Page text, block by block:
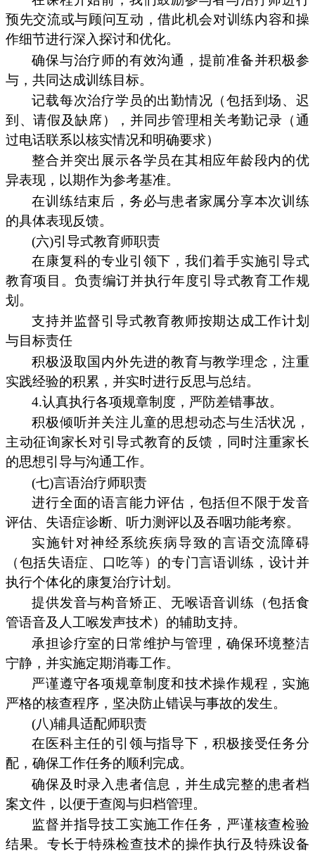
预先交流或与顾问互动，借此机会对训练内容和操
作细节进行深入探讨和优化。
确保与治疗师的有效沟通，提前准备并积极参
与，共同达成训练目标。
记载每次治疗学员的出勤情况（包括到场、迟
到、请假及缺席），并同步管理相关考勤记录（通
过电话联系以核实情况和明确要求）
整合并突出展示各学员在其相应年龄段内的优
异表现，以期作为参考基准。
在训练结束后，务必与患者家属分享本次训练
的具体表现反馈。
(六)引导式教育师职责
在康复科的专业引领下，我们着手实施引导式
教育项目。负责编订并执行年度引导式教育工作规
划。
支持并监督引导式教育教师按期达成工作计划
与目标责任
积极汲取国内外先进的教育与教学理念，注重
实践经验的积累，并实时进行反思与总结。
4.认真执行各项规章制度，严防差错事故。
积极倾听并关注儿童的思想动态与生活状况，
主动征询家长对引导式教育的反馈，同时注重家长
的思想引导与沟通工作。
(七)言语治疗师职责
进行全面的语言能力评估，包括但不限于发音
评估、失语症诊断、听力测评以及吞咽功能考察。
实施针对神经系统疾病导致的言语交流障碍
（包括失语症、口吃等）的专门言语训练，设计并
执行个体化的康复治疗计划。
提供发音与构音矫正、无喉语音训练（包括食
管语音及人工喉发声技术）的辅助支持。
承担诊疗室的日常维护与管理，确保环境整洁
宁静，并实施定期消毒工作。
严谨遵守各项规章制度和技术操作规程，实施
严格的核查程序，坚决防止错误与事故的发生。
(八)辅具适配师职责
在医科主任的引领与指导下，积极接受任务分
配，确保工作任务的顺利完成。
确保及时录入患者信息，并生成完整的患者档
案文件，以便于查阅与归档管理。
监督并指导技工实施工作任务，严谨核查检验
结果。专长于特殊检查技术的操作执行及特殊设备